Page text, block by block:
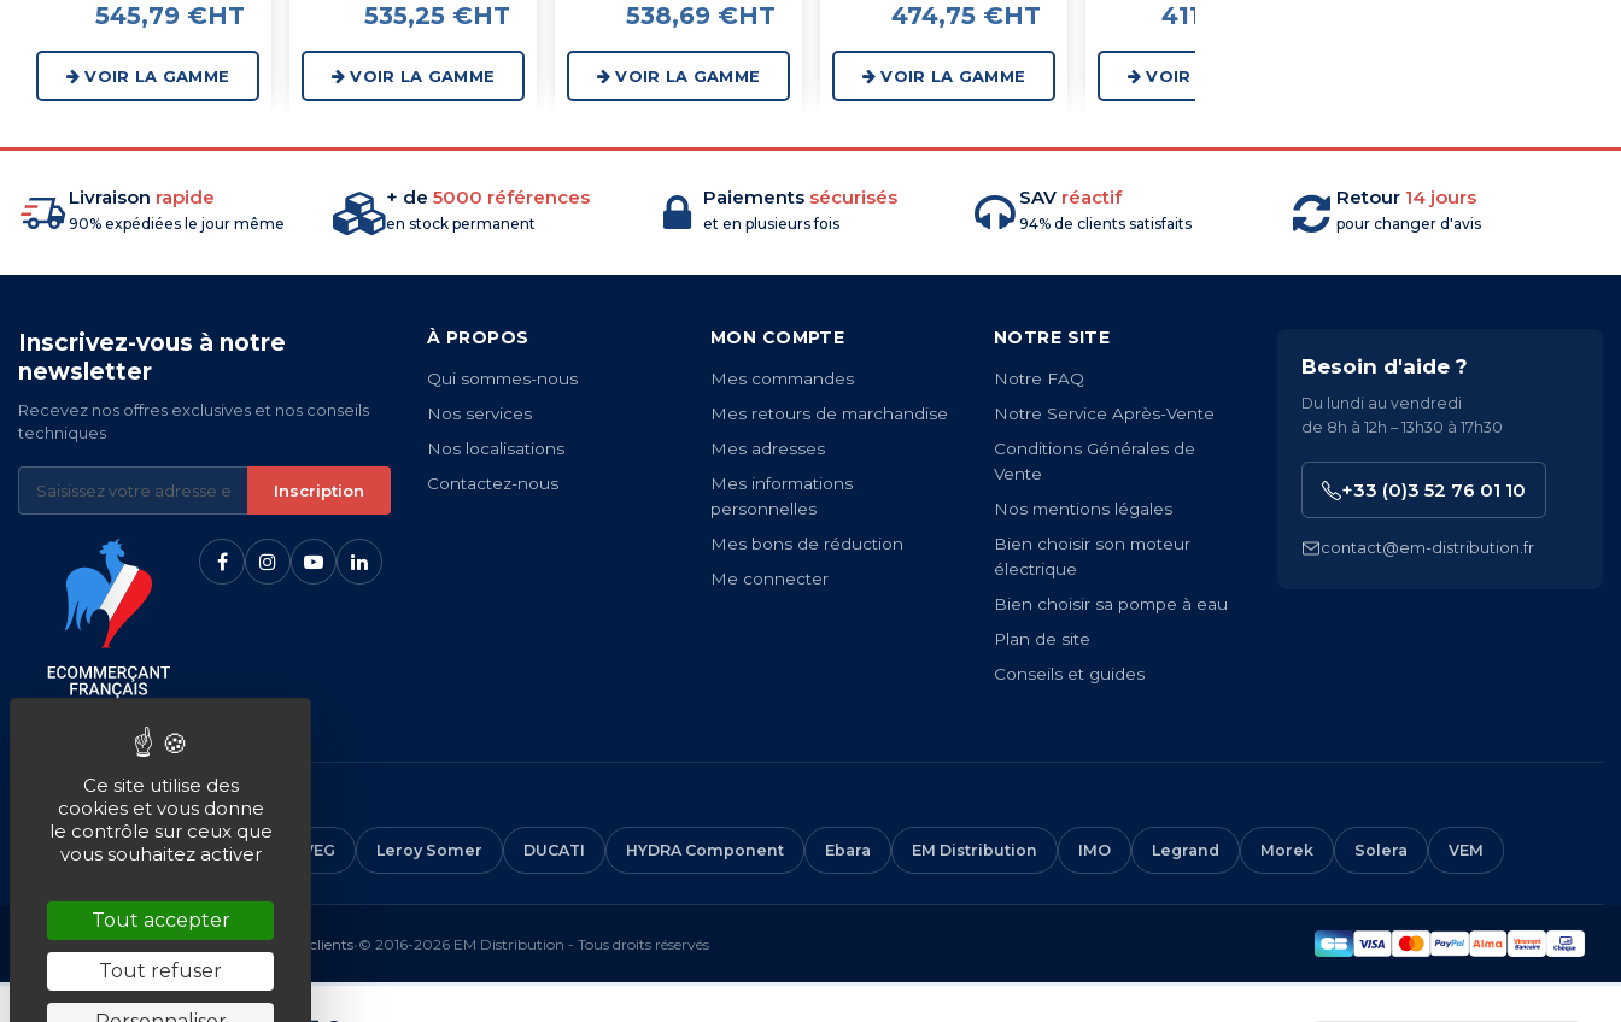
545,79 €HT
VOIR LA GAMME
535,25 €HT
VOIR LA GAMME
538,69 €HT
VOIR LA GAMME
474,75 €HT
VOIR LA GAMME
411,40 €HT
VOIR LA GAMME
Livraison rapide
90% expédiées le jour même
+ de 5000 références
en stock permanent
Paiements sécurisés
et en plusieurs fois
SAV réactif
94% de clients satisfaits
Retour 14 jours
pour changer d'avis
Inscrivez-vous à notre
newsletter
Recevez nos offres exclusives et nos conseils
techniques
Inscription
À PROPOS
Qui sommes-nous
Nos services
Nos localisations
Contactez-nous
MON COMPTE
Mes commandes
Mes retours de marchandise
Mes adresses
Mes informations
personnelles
Mes bons de réduction
Me connecter
NOTRE SITE
Notre FAQ
Notre Service Après-Vente
Conditions Générales de
Vente
Nos mentions légales
Bien choisir son moteur
électrique
Bien choisir sa pompe à eau
Plan de site
Conseils et guides
Besoin d'aide ?
Du lundi au vendredi
de 8h à 12h – 13h30 à 17h30
+33 (0)3 52 76 01 10
contact@em-distribution.fr
NOS MARQUES
CEMER ALMO ABB WEG Leroy Somer DUCATI HYDRA Component Ebara EM Distribution IMO Legrand Morek Solera VEM
Mentions légales•CGV•Plan du site• Avis clients•© 2016-2026 EM Distribution - Tous droits réservés
Ce site utilise des
cookies et vous donne
le contrôle sur ceux que
vous souhaitez activer
Tout accepter
Tout refuser